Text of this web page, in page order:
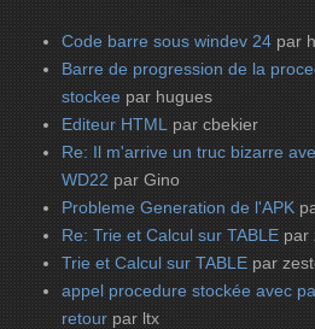
Code barre sous windev 24 par
Barre de progression de la
stockee par hugues
Editeur HTML par cbekier
Re: Il m'arrive un truc bizarre
WD22 par Gino
Probleme Generation de l'APK
Re: Trie et Calcul sur TABLE par
Trie et Calcul sur TABLE par
appel procedure stockée avec
retour par ltx